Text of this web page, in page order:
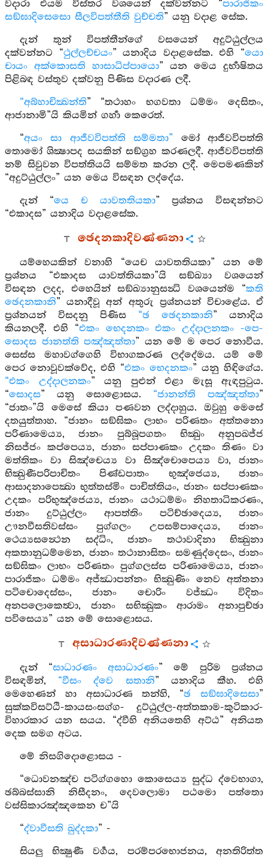
වදාරා එයම විස්තර වශයෙන් දක්වන්නට “පාරාජිකං
සඞ්ඝාදිසෙසො සීලවිපත්තීති වුච්චති” යනු වදාළ සේක.
දැන් තුන් විපත්තීන්ගේ වසයෙන් අදුට්ඨුල්ලය
දක්වන්නට “ථුල්ලච්චයං” යනාදිය වදාළසේක. එහි “යො
චායං අක්කොසති හාසාධිප්පායො” යන මෙය දුර්‍භාෂිතය
පිළිබඳ වස්තුව දක්වනු පිණිස වදාරණ ලදී.
“අබ්හාචික්‍ඛන්ති” “තථාහං භගවතා ධම්මං දෙසිතං,
ආජානාමි”යි කියමින් ගර්‍හා කෙරෙත්.
“අයං සා ආජීවවිපත්ති සම්මතා” මෝ ආජීවවිපත්ති
තොමෝ ශික්‍ෂාපද සයකින් සඞ්ග්‍රහ කරණලදී. ආජීවවිපත්ති
නම් සිවුවන විපත්තියයි සම්මත කරන ලදී. මෙපමණකින්
“අදුට්ඨුල්ලං” යන මෙය විසඳන ලද්දේය.
දැන් “යෙ ච යාවතතියකා” ප්‍රශ්නය විසඳන්නට
“එකාදස” යනාදිය වදාළසේක.
ඡෙදනකාදිවණ්ණනා
යම්හෙයකින් වනාහි “යෙච යාවතතියකා” යන මේ
ප්‍රශ්නය “එකාදස යාවත්තියකා”යි සඞ්ඛ්‍යා වශයෙන්
විසඳන ලදද, එහෙයින් සඞ්ඛ්‍යානුසන්‍ධි වශයෙන්ම “කති
ඡෙදනකානි” යනාදීවූ අන් අතුරු ප්‍රශ්නයන් විචාළේය. ඒ
ප්‍රශ්නයන් විසදනු පිණිස “ඡ ඡෙදනකානි” යනාදිය
කියනලදී. එහි “එකං භෙදනකං එකං උද්දාලනකං -පෙ-
සොදස ජානත්ති පඤ්ඤත්තා” යන මේ ම පෙර නොවීය.
සෙස්ස මහාවග්ගෙහි විභාගකරණ ලද්දේමය. යම් මේ
පෙර නොවූවක්වේද, එහි “එකං භෙදනකං” යනු හිඳිගේය.
“එකං උද්දාලනකං” යනු පුළුන් එළා මැසූ ඇඳපුටුය.
“සොදස” යනු සොළොසය. “ජානන්ති පඤ්ඤත්තා”
“ජාතං”යි මෙසේ කියා පණවන ලද්දාහුය. ඔවුහු මෙසේ
දතයුත්තාහ. “ජානං සඞ්ඝිකං ලාභං පරිණතං අත්තනො
පරිණාමෙය්‍ය, ජානං පුබ්බූපගතං භික්‍ඛුං අනුපඛජ්ජ
නිසජ්ජං කප්පෙය්‍ය, ජානං සප්පාණකං උදකං තිණං වා
මත්තිකං වා සිඤ්චෙය්‍ය වා සිඤ්චොපෙය්‍ය වා, ජානං
භික්‍ඛුණීපරිපාචිතං පිණ්ඩපාතං භුඤ්ජෙය්‍ය, ජානං
ආසාදනාපෙක්‍ඛා භුත්තස්මිං පාචිත්තියං, ජානං සප්පාණකං
උදකං පරිභුඤ්ජෙය්‍ය, ජානං යථාධම්මං නිහතාධිකරණං,
ජානං දුට්ඨුල්ලං ආපත්තිං පටිච්ඡාදෙය්‍ය, ජානං
ඌනවීසතිවස්සං පුග්ගලං උපසම්පාදෙය්‍ය, ජානං
ථෙය්‍යසන්‍ථෙන සද්ධිං, ජානං තථාවාදිනා භික්‍ඛුනා
අකතානුධම්මෙන, ජානං තථානාසිතං සමණුද්දෙසං, ජානං
සඞ්ඝිකං ලාභං පරිණතං පුග්ගලස්ස පරිණාමෙය්‍ය, ජානං
පාරාජිකං ධම්මං අජ්ඣාපන්නං භික්‍ඛුණිං නෙව අත්තනා
පටිචොදෙස්සං, ජානං චොරිං වජ්ඣං විදිතං
අනපලොකෙත්‍වා, ජානං සභික්‍ඛුකං ආරාමං අනාපුච්ඡා
පවිසෙය්‍ය” යන මේ සොළොසය.
අසාධාරණාදිවණ්ණනා
දැන් “සාධාරණං අසාධාරණං” මේ පුරිම ප්‍රශ්නය
විසඳමින්, “වීසං ද්වෙ සතානි” යනාදිය කීහ. එහි
මෙහෙණන් හා අසාධාරණ තන්හි, “ඡ සඞ්ඝාදිසෙසා”
සුක්කවිසට්ඨි-කායසංසග්ග- දුට්ඨුල්ල-අත්තකාම-කුටිකාර-
විහාරකාර යන සයය. “ද්වීහි අනියතෙහි අට්ඨ” අනියත
දෙක සමග අටය.
මේ නිසගිදොළොසය -
“ධොවනඤ්ච පටිග්ගහො කොසෙය්‍ය සුද්ධ ද්වෙභාගා,
ඡබ්බස්සානි නිසීදනං, දෙවලොමා පඨමො පත්තො
වස්සිකාරඤ්ඤකෙන ච”යි
“ද්වාවීසති ඛුද්දකා” -
සියලු භික්‍ෂුණී වර්‍ගය, පරම්පරභොජනය, අනතිරිත්ත